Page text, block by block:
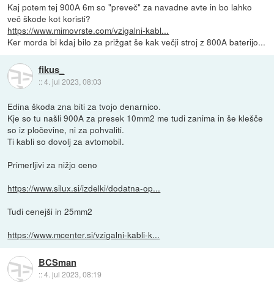
Kaj potem tej 900A 6m so "preveč" za navadne avte in bo lahko
več škode kot koristi?
https://www.mimovrste.com/vzigalni-kabl...
Ker morda bi kdaj bilo za prižgat še kak večji stroj z 800A baterijo...
fikus_
::4. jul 2023, 08:03
Edina škoda zna biti za tvojo denarnico.
Kje so tu našli 900A za presek 10mm2 me tudi zanima in še klešče
so iz pločevine, ni za pohvaliti.
Ti kabli so dovolj za avtomobil.
Primerljivi za nižjo ceno
https://www.silux.si/izdelki/dodatna-op...
Tudi cenejši in 25mm2
https://www.mcenter.si/vzigalni-kabli-k...
BCSman
::4. jul 2023, 08:19